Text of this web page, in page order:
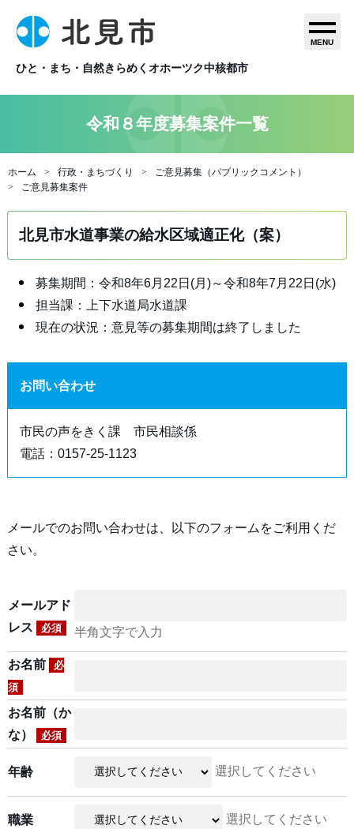
ひと・まち・自然きらめくオホーツク中核都市
MENU
令和８年度募集案件一覧
ホーム 行政・まちづくり
ご意見募集（パブリックコメント）
ご意見募集案件
北見市水道事業の給水区域適正化（案）
募集期間：令和8年6月22日(月)～令和8年7月22日(水)
担当課：上下水道局水道課
現在の状況：意見等の募集期間は終了しました
お問い合わせ
市民の声をきく課 市民相談係
電話：0157-25-1123
メールでのお問い合わせは、以下のフォームをご利用くだ
さい。
メールアド
レス
必須 半角文字で入力
お名前
必
須
お名前（か
な）
必須
年齢 選択してください
職業 選択してください